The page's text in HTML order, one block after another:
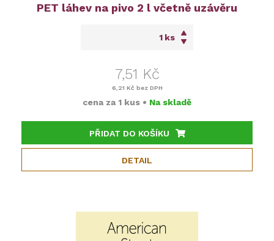
PET láhev na pivo 2 l včetně uzávěru
ks
7,51 Kč
6,21 Kč bez DPH
cena za 1 kus • Na skladě
PŘIDAT DO KOŠÍKU
DETAIL